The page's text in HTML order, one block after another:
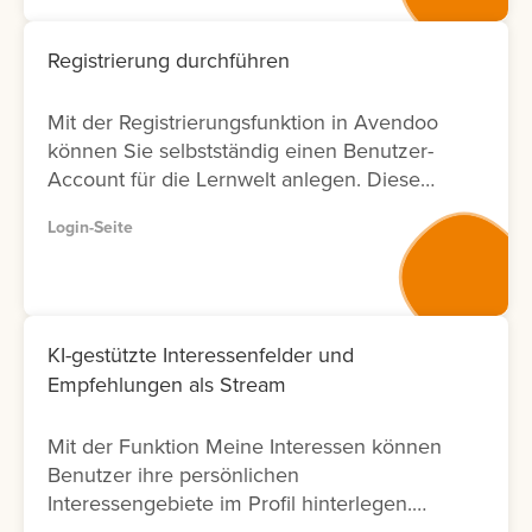
jederzeit den aktuellen Bearbeitungsstatus
einsehen. Solange ein Ausbildungsvorschlag
den Status Aufgenommen besitzt, können
Sie ihn bei Bedarf erneut bearbeiten. Sie
haben außerdem die Möglichkeit, direkt aus
einem Ausbildungsvorschlag eine konkrete
Bedarfsmeldung einzureichen. Nutzen Sie
diese Funktion, wenn für Mitarbeiter ein
konkreter Schulungsbedarf besteht. Klicken
Sie dazu auf die drei Punkte neben dem
entsprechenden Ausbildungsvorschlag und
wählen Sie Bedarfsmeldung melden aus.
Registrierung durchführen
Mit der Registrierungsfunktion in Avendoo
können Sie selbstständig einen Benutzer-
Account für die Lernwelt anlegen. Diese
Registrierungsprozess.
Login-Seite
KI-gestützte Interessenfelder und
Empfehlungen als Stream
Mit der Funktion Meine Interessen können
Benutzer ihre persönlichen
Interessengebiete im Profil hinterlegen.